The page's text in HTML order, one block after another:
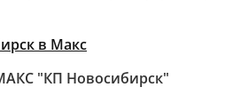
в Макс
"КП Новосибирск"